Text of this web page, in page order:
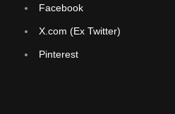
Facebook
X.com (Ex Twitter)
Pinterest